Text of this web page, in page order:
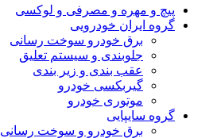
پیچ و مهره و مصرفی و لوکسی
گروه ایران خودرویی
برق خودرو سوخت رسانی
جلوبندی و سیستم تعلیق
عقب بندی و زیر بندی
گیربکسی خودرو
موتوری خودرو
گروه سایپایی
برق خودرو و سوخت رسانی